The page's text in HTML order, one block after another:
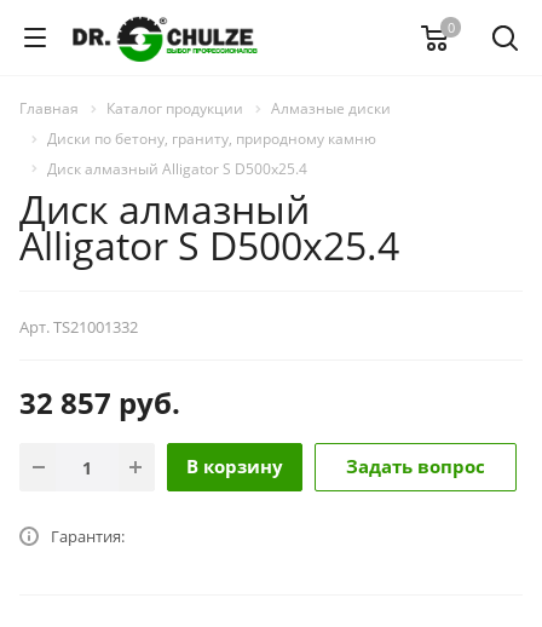
0
Главная Каталог продукции
Алмазные диски
Диски по бетону, граниту, природному камню
Диск алмазный Alligator S D500х25.4
Диск алмазный
Alligator S D500х25.4
Арт.TS21001332
32 857 руб.
В корзину Задать вопрос
Гарантия: